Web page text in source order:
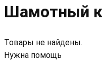
Шамотный
Товары не найдены.
Нужна помощь